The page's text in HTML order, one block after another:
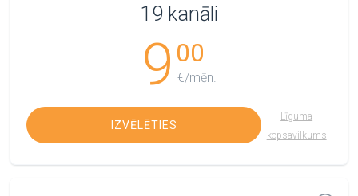
19 kanāli
9 00
€/mēn.
IZVĒLĒTIES
Līguma
kopsavilkums